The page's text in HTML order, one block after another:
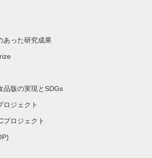
あった研究成果
品版の実現とSDGs
ロジェクト
プロジェクト